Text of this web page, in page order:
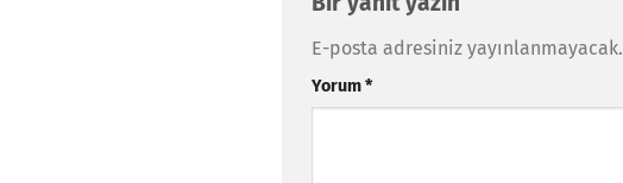
E-posta adresiniz yayınlanmayacak.
Yorum*